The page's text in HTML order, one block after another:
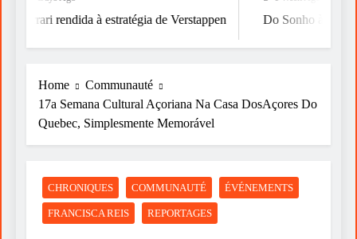
Ferrari rendida à estratégia de Verstappen Do Sonho à Vitória
Home
Communauté
17a Semana Cultural Açoriana Na Casa DosAçores Do
Quebec, Simplesmente Memorável
CHRONIQUES COMMUNAUTÉ ÉVÉNEMENTS
FRANCISCA REIS REPORTAGES